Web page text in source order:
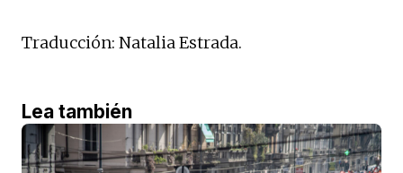
Traducción: Natalia Estrada.
Lea también